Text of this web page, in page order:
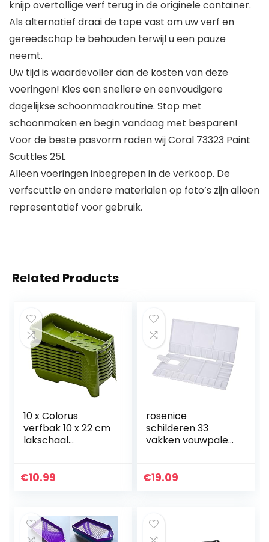
knijp overtollige verf terug in de originele container.
Als alternatief draai de tape vast om uw verf en
gereedschap te behouden terwijl u een pauze
neemt.
Uw tijd is waardevoller dan de kosten van deze
voeringen! Kies een snellere en eenvoudigere
dagelijkse schoonmaakroutine. Stop met
schoonmaken en begin vandaag met besparen!
Voor de beste pasvorm raden wij Coral 73323 Paint
Scuttles 25L
Alleen voeringen inbegrepen in de verkoop. De
verfscuttle en andere materialen op foto’s zijn alleen
representatief voor gebruik.
Related Products
10 x Colorus
verfbak 10 x 22 cm
lakschaal
verfschaal
€10.99
rosenice
schilderen 33
vakken vouwpalet
penseel houder
€19.09